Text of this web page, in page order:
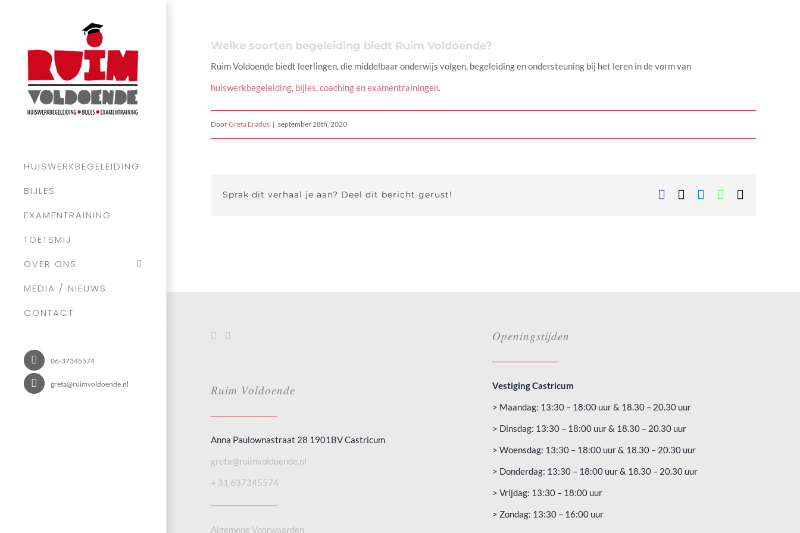
HUISWERKBEGELEIDING
BIJLES
EXAMENTRAINING
TOETSMIJ
OVER ONS
MEDIA / NIEUWS
CONTACT
06-37345574
greta@ruimvoldoende.nl
Welke soorten begeleiding biedt Ruim Voldoende?
Ruim Voldoende biedt leerlingen, die middelbaar onderwijs volgen, begeleiding en ondersteuning bij het leren in de vorm van
huiswerkbegeleiding, bijles,coaching en examentrainingen.
DoorGreta Eradus | september 28th, 2020
Sprak dit verhaal je aan? Deel dit bericht gerust! Facebook
X LinkedInWhatsApp
E-
Ruim Voldoende
Anna Paulownastraat 28 1901BV Castricum
greta@ruimvoldoende.nl
+ 31 637345574
Algemene Voorwaarden
Openingstijden
Vestiging Castricum
> Maandag: 13:30 – 18:00 uur & 18.30 – 20.30 uur
> Dinsdag: 13:30 – 18:00 uur & 18.30 – 20.30 uur
> Woensdag: 13:30 – 18:00 uur & 18.30 – 20.30 uur
> Donderdag: 13:30 – 18:00 uur & 18.30 – 20.30 uur
> Vrijdag: 13:30 – 18:00 uur
> Zondag: 13:30 – 16:00 uur